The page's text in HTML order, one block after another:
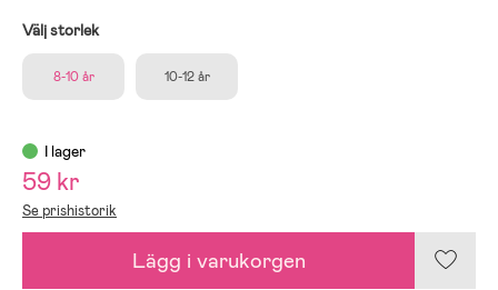
Välj storlek
8-10 år 10-12 år
I lager
59 kr
Se prishistorik
Lägg i varukorgen